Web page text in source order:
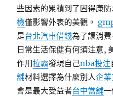
些因素的累積到了固得康
機僅影響外表的美觀。
是台北汽車借錢為了讓消
日常生活保健有何須注意,
作用拉霸發現自己nba投注
舖材料選擇為什麼別人企
會是最大受益者台中當舖